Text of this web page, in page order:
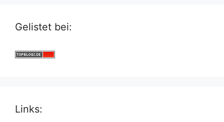
Gelistet bei:
Links: